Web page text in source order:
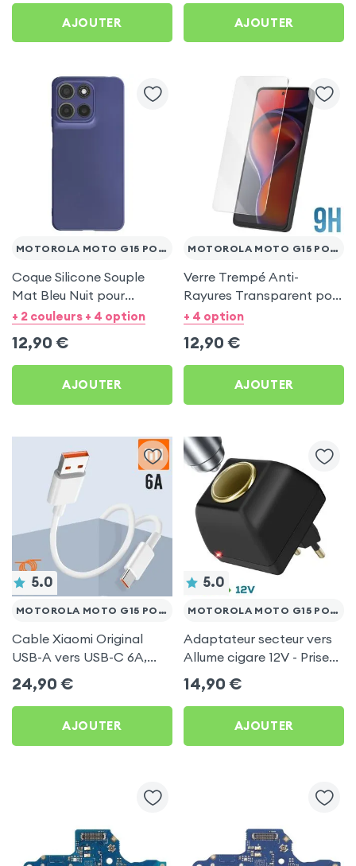
AJOUTER AJOUTER
MOTOROLA MOTO G15 POWER
Coque Silicone Souple
Mat Bleu Nuit pour
Motorola Moto G15 Power
+ 2 couleurs + 4 option
12,90 €
AJOUTER
MOTOROLA MOTO G15 POWER
Verre Trempé Anti-
Rayures Transparent pour
Motorola Moto G15 Power
+ 4 option
12,90 €
AJOUTER
5.0
MOTOROLA MOTO G15 POWER
Cable Xiaomi Original
USB-A vers USB-C 6A,
Charge Rapide et
Synchronisation - Blanc
pour Motorola Moto G15
24,90 €
AJOUTER
5.0
MOTOROLA MOTO G15 POWER
Adaptateur secteur vers
Allume cigare 12V - Prise
220V Noir
14,90 €
AJOUTER